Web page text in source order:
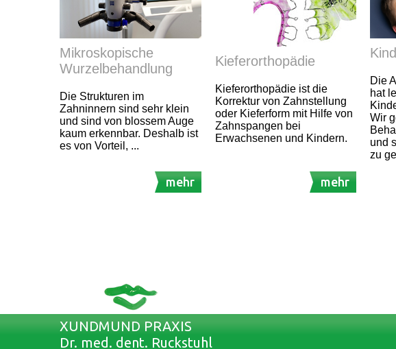
Mikroskopische
Wurzelbehandlung
Die Strukturen im
Zahninnern sind sehr klein
und sind von blossem Auge
kaum erkennbar. Deshalb ist
es von Vorteil, ...
mehr
Kieferorthopädie
Kieferorthopädie ist die
Korrektur von Zahnstellung
oder Kieferform mit Hilfe von
Zahnspangen bei
Erwachsenen und Kindern.
mehr
Die
hat
Wir
und
zu
XUNDMUND PRAXIS
Dr. med. dent. Ruckstuhl